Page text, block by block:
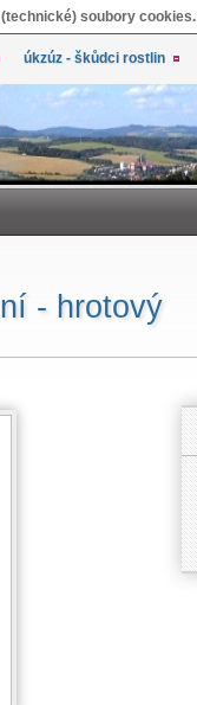
soubory cookies.
úkzúz - škůdci rostlin
- hrotový